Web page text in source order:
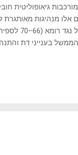
גיאופוליטית
אלו מנהיגות מאותגרת
הציבור לבין האפשרי
בענייני דת
שבו הזהיר מפני